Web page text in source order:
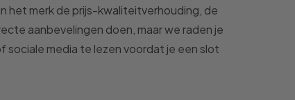
het merk de prijs-kwaliteitverhouding, de
aanbevelingen doen, maar we raden je
media te lezen voordat je een slot